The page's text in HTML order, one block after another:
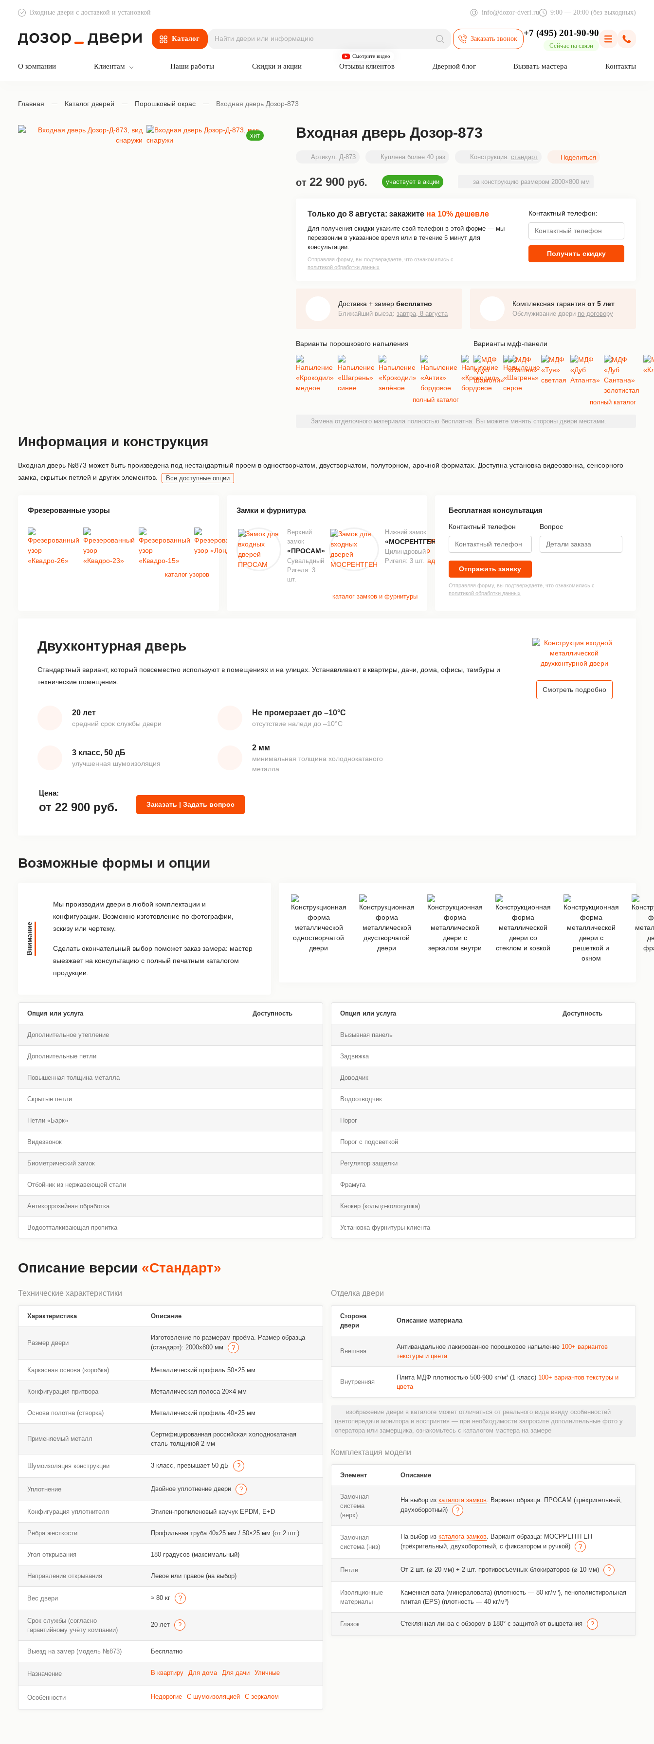
Дозор Двери
Каталог
Поиск
Заказать звонок
+7 (495) 201-90-90
Сейчас на связи Меню
Входные двери с доставкой и установкой info@dozor-dveri.ru 9:00 — 20:00 (без выходных)
О компании Клиентам Наши работы Скидки и акции Отзывы клиентов
Смотрите видео
Дверной блог Вызвать мастера Контакты
Главная Каталог дверей Порошковый окрас Входная дверь Дозор-873
Входная дверь Дозор-873
Артикул: Д-873 Куплена более 40 раз Конструкция: стандарт
от 22 900 руб. участвует в акции за конструкцию размером 2000×800 мм
Только до 8 августа: закажите на 10% дешевле
Для получения скидки укажите свой телефон в этой форме — мы
перезвоним в указанное время или в течение 5 минут для
консультации.
Отправляя форму, вы подтверждаете, что ознакомились с
политикой обработки данных
Контактный телефон:
Получить скидку
Доставка + замер бесплатно
Ближайший выезд: завтра, 8 августа
Комплексная гарантия от 5 лет
Обслуживание двери по договору
Варианты порошкового напыления
полный каталог
Варианты мдф-панели
полный каталог
Замена отделочного материала полностью бесплатна. Вы можете менять стороны двери местами.
Информация и конструкция
Входная дверь №873 может быть произведена под нестандартный проем в одностворчатом, двустворчатом, полуторном, арочной форматах. Доступна установка видеозвонка, сенсорного
замка, скрытых петлей и других элементов.
Все доступные опции
Фрезерованные узоры
каталог узоров
Замки и фурнитура
Верхний
замок
«ПРОСАМ»
Сувальдный
Ригеля: 3
шт.
Нижний замок
«МОСРЕНТГЕН»
Цилиндровый
Ригеля: 3 шт.
каталог замков и фурнитуры
Бесплатная консультация
Контактный телефон Вопрос
Отправить заявку
Отправляя форму, вы подтверждаете, что ознакомились с
политикой обработки данных
Двухконтурная дверь
Стандартный вариант, который повсеместно используют в помещениях и на улицах. Устанавливают в квартиры, дачи, дома, офисы, тамбуры и
технические помещения.
20 лет
средний срок службы двери
Не промерзает до –10°С
отсутствие наледи до –10°С
3 класс, 50 дБ
улучшенная шумоизоляция
2 мм
минимальная толщина холоднокатаного
металла
Цена:
от 22 900 руб. Заказать | Задать вопрос
Смотреть подробно
Возможные формы и опции
Внимание
Мы производим двери в любой комплектации и
конфигурации. Возможно изготовление по фотографии,
эскизу или чертежу.
Сделать окончательный выбор поможет заказ замера: мастер
выезжает на консультацию с полный печатным каталогом
продукции.
Опция или услуга Доступность
Дополнительное утепление
Дополнительные петли
Повышенная толщина металла
Скрытые петли
Петли «Барк»
Видезвонок
Биометрический замок
Отбойник из нержавеющей стали
Антикоррозийная обработка
Водоотталкивающая пропитка
Опция или услуга Доступность
Вызывная панель
Задвижка
Доводчик
Водоотводчик
Порог
Порог с подсветкой
Регулятор защелки
Фрамуга
Кнокер (кольцо-колотушка)
Установка фурнитуры клиента
Описание версии «Стандарт»
Технические характеристики
Характеристика Описание
Размер двери
Изготовление по размерам проёма. Размер образца
(стандарт): 2000х800 мм
Каркасная основа (коробка) Металлический профиль 50×25 мм
Конфигурация притвора Металлическая полоса 20×4 мм
Основа полотна (створка) Металлический профиль 40×25 мм
Применяемый металл
Сертифицированная российская холоднокатаная
сталь толщиной 2 мм
Шумоизоляция конструкции 3 класс, превышает 50 дБ
Уплотнение Двойное уплотнение двери
Конфигурация уплотнителя Этилен-пропиленовый каучук EPDM, E+D
Рёбра жесткости Профильная труба 40х25 мм / 50×25 мм (от 2 шт.)
Угол открывания 180 градусов (максимальный)
Направление открывания Левое или правое (на выбор)
Вес двери ≈ 80 кг
Срок службы (согласно
гарантийному учёту компании)
20 лет
Выезд на замер (модель №873) Бесплатно
Назначение В квартиру Для дома Для дачи Уличные
Особенности Недорогие С шумоизоляцией С зеркалом
Отделка двери
Сторона
двери
Описание материала
Внешняя
Антивандальное лакированное порошковое напыление 100+ вариантов
текстуры и цвета
Внутренняя
Плита МДФ плотностью 500-900 кг/м³ (1 класс) 100+ вариантов текстуры и
цвета
изображение двери в каталоге может отличаться от реального вида ввиду особенностей
цветопередачи монитора и восприятия — при необходимости запросите дополнительные фото у
оператора или замерщика, ознакомьтесь с каталогом мастера на замере
Комплектация модели
Элемент Описание
Замочная
система
(верх)
На выбор из каталога замков. Вариант образца: ПРОСАМ (трёхригельный,
двухоборотный)
Замочная
система (низ)
На выбор из каталога замков. Вариант образца: МОСРРЕНТГЕН
(трёхригельный, двухоборотный, с фиксатором и ручкой)
Петли От 2 шт. (⌀ 20 мм) + 2 шт. противосъемных блокираторов (⌀ 10 мм)
Изоляционные
материалы
Каменная вата (минераловата) (плотность — 80 кг/м³), пенополистирольная
плитая (EPS) (плотность — 40 кг/м³)
Глазок Стеклянная линза с обзором в 180° с защитой от выцветания